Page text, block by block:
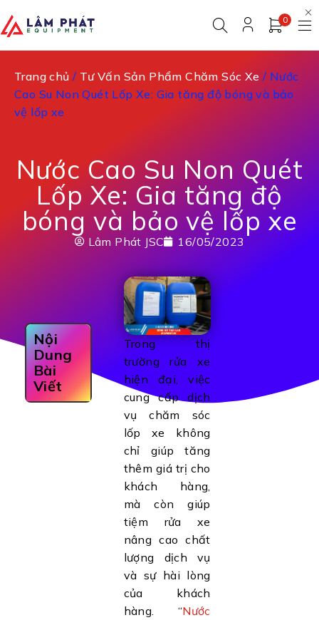
0
Trang chủ / Tư Vấn Sản Phẩm Chăm Sóc Xe / Nước
Cao Su Non Quét Lốp Xe: Gia tăng độ bóng và bảo
vệ lốp xe
Nước Cao Su Non Quét
Lốp Xe: Gia tăng độ
bóng và bảo vệ lốp xe
Lâm Phát JSC 16/05/2023
Nội
Dung
Bài
Viết
Trong thị
trường rửa xe
hiện đại, việc
cung cấp dịch
vụ chăm sóc
lốp xe không
chỉ giúp tăng
thêm giá trị cho
khách hàng,
mà còn giúp
tiệm rửa xe
nâng cao chất
lượng dịch vụ
và sự hài lòng
của khách
hàng. “Nước